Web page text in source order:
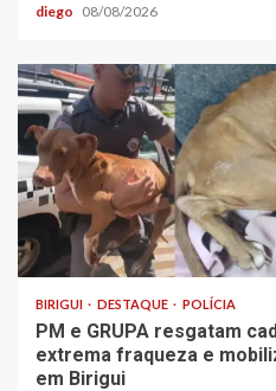
diego 08/08/2026
BIRIGUI DESTAQUE POLÍCIA
PM e GRUPA resgatam
extrema fraqueza e
em Birigui